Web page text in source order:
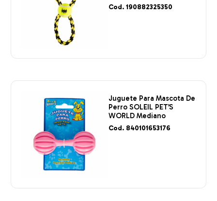
Cod. 190882325350
Juguete Para Mascota De
Perro SOLEIL PET’S
WORLD Mediano
Cod. 840101653176